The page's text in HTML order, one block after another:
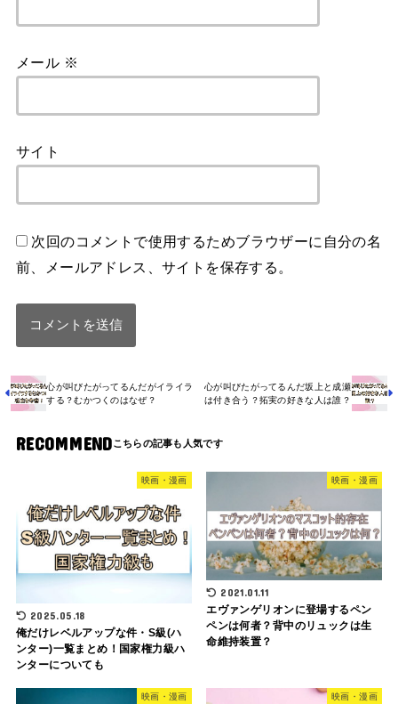
メール ※
サイト
次回のコメントで使用するためブラウザーに自分の名
前、メールアドレス、サイトを保存する。
心が叫びたがってるんだがイライラ
する？むかつくのはなぜ？
心が叫びたがってるんだ坂上と成瀬
は付き合う？拓実の好きな人は誰？
RECOMMEND
映画・漫画
2025.05.18
俺だけレベルアップな件・S級(ハ
ンター)一覧まとめ！国家権力級ハ
ンターについても
映画・漫画
2021.01.11
エヴァンゲリオンに登場するペン
ペンは何者？背中のリュックは生
命維持装置？
映画・漫画 映画・漫画